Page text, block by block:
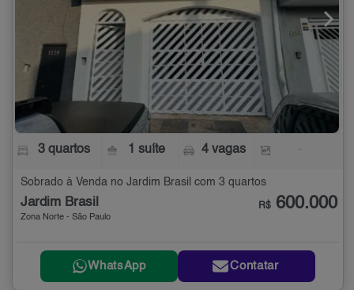
3 quartos 1 suíte 4 vagas
Sobrado à Venda no Jardim Brasil com 3 quartos
Jardim Brasil
Zona Norte - São Paulo
R$ 600.000
WhatsApp Contatar